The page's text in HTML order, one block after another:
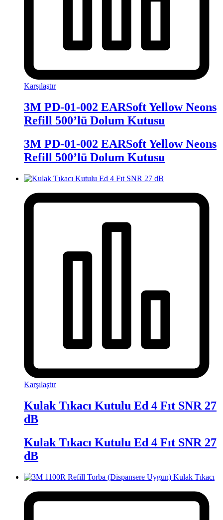
Karşılaştır
3M PD-01-002 EARSoft Yellow Neons
Refill 500’lü Dolum Kutusu
3M PD-01-002 EARSoft Yellow Neons
Refill 500’lü Dolum Kutusu
Karşılaştır
Kulak Tıkacı Kutulu Ed 4 Fıt SNR 27
dB
Kulak Tıkacı Kutulu Ed 4 Fıt SNR 27
dB